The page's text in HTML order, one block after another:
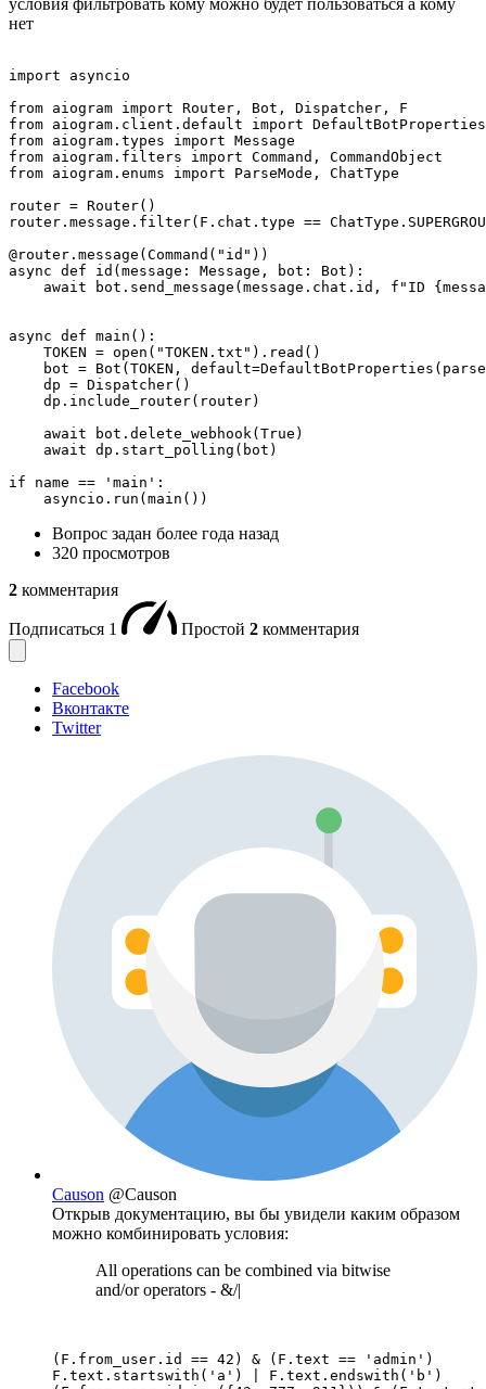
условия фильтровать кому можно будет пользоваться а кому
нет
import asyncio
from aiogram import Router, Bot, Dispatcher, F
from aiogram.client.default import DefaultBotProperties
from aiogram.types import Message
from aiogram.filters import Command, CommandObject
from aiogram.enums import ParseMode, ChatType
router = Router()
router.message.filter(F.chat.type ==
@router.message(Command("id"))
async def id(message: Message, bot: Bot):
await bot.send_message(message.chat.id, f"ID
async def main():
    TOKEN = open("TOKEN.txt").read()
bot = Bot(TOKEN,
    dp = Dispatcher()
    dp.include_router(router)
    await bot.delete_webhook(True)
    await dp.start_polling(bot)
if name == 'main':
    asyncio.run(main())
Вопрос задан более года назад
320 просмотров
2 комментария
Подписаться 1 Простой 2 комментария
Facebook
Вконтакте
Twitter
Causon @Causon
Открыв документацию, вы бы увидели каким образом
можно комбинировать условия:
All operations can be combined via bitwise
and/or operators - &/|
(F.from_user.id == 42) & (F.text == 'admin')
F.text.startswith('a') | F.text.endswith('b')